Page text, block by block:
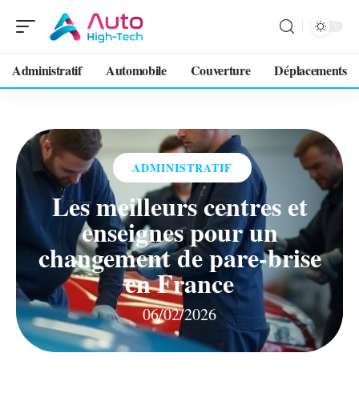
Administratif Automobile Couverture Déplacements
ADMINISTRATIF
Les meilleurs centres et
enseignes pour un
changement de pare-brise
en France
06/02/2026